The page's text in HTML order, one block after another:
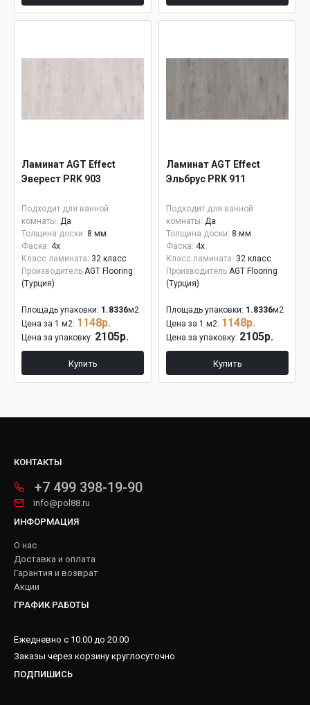
Ламинат AGT Effect
Эверест PRK 903
Подходит для ванной
комнаты: Да
Толщина доски: 8 мм
Фаска: 4x
Класс ламината: 32 класс
Производитель AGT Flooring
(Турция)
Площадь упаковки: 1.8336м2
Цена за 1 м2: 1148р.
Цена за упаковку: 2105р.
Купить
Ламинат AGT Effect
Эльбрус PRK 911
Подходит для ванной
комнаты: Да
Толщина доски: 8 мм
Фаска: 4x
Класс ламината: 32 класс
Производитель AGT Flooring
(Турция)
Площадь упаковки: 1.8336м2
Цена за 1 м2: 1148р.
Цена за упаковку: 2105р.
Купить
КОНТАКТЫ
+7 499 398-19-90
info@pol88.ru
ИНФОРМАЦИЯ
О нас
Доставка и оплата
Гарантия и возврат
Акции
ГРАФИК РАБОТЫ
Ежедневно с 10.00 до 20.00
Заказы через корзину круглосуточно
ПОДПИШИСЬ